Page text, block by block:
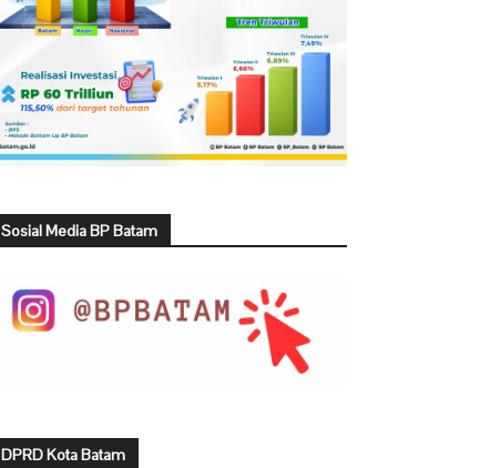
Sosial Media BP Batam
DPRD Kota Batam